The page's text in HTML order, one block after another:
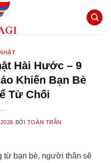
Hài Hước – 9
Khiến Bạn Bè
Từ Chối
BỞI TOÀN TRẦN
từ bạn bè, người thân sẽ